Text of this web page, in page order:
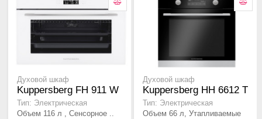
Духовой шкаф
Kuppersberg FH 911 W
Тип: Электрическая
Объем 116 л , Сенсорное ..
Духовой шкаф
Kuppersberg HH 6612 T
Тип: Электрическая
Объем 66 л, Утапливаемые